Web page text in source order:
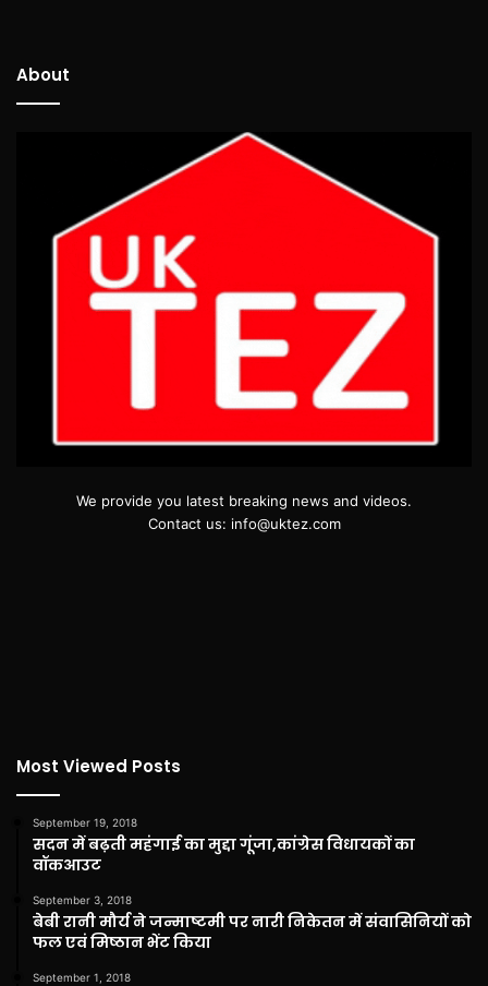
About
We provide you latest breaking news and videos.
Contact us: info@uktez.com
Most Viewed Posts
September 19, 2018
सदन में बढ़ती महंगाई का मुद्दा गूंजा,कांग्रेस विधायकों का
वॉकआउट
September 3, 2018
बेबी रानी मौर्य ने जन्माष्टमी पर नारी निकेतन में संवासिनियों को
फल एवं मिष्ठान भेंट किया
September 1, 2018